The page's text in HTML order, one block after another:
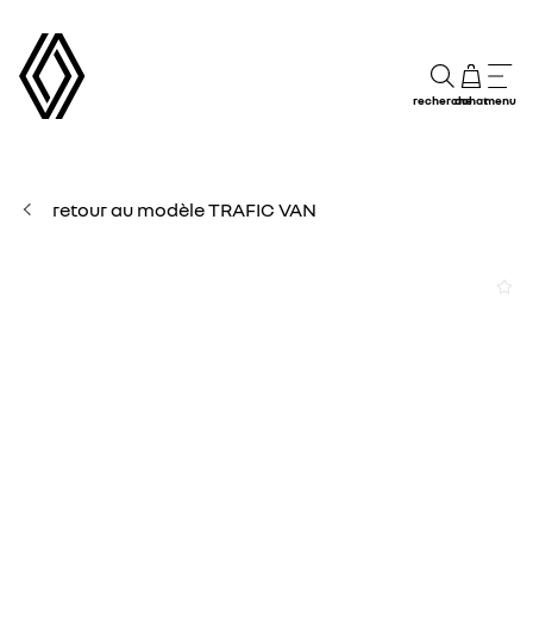
rechercheachatmenu
retour au modèle TRAFIC VAN